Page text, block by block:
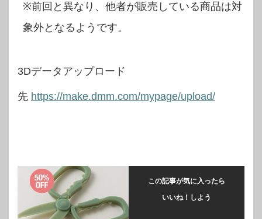
※前回と異なり、他者が販売している商品は対
象外となるようです。
3Dデータアップロード
先 https://make.dmm.com/mypage/upload/
この記事が気に入ったら
いいね！しよう